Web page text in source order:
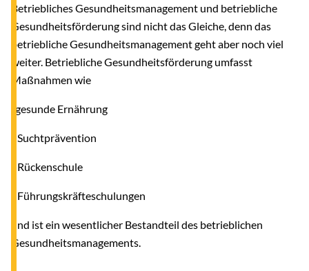
Betriebliches Gesundheitsmanagement und betriebliche
Gesundheitsförderung sind nicht das Gleiche, denn das
betriebliche Gesundheitsmanagement geht aber noch viel
weiter. Betriebliche Gesundheitsförderung umfasst
Maßnahmen wie
-gesunde Ernährung
- Suchtprävention
- Rückenschule
- Führungskräfteschulungen
und ist ein wesentlicher Bestandteil des betrieblichen
Gesundheitsmanagements.